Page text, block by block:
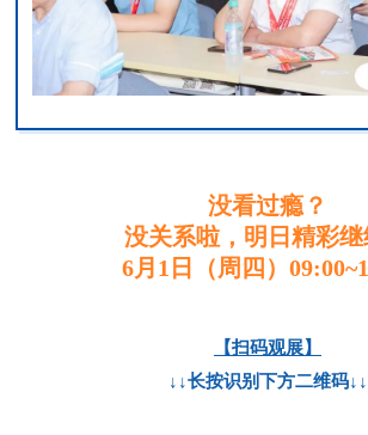
没看过瘾？
没关系啦，明日精彩继
6月1日（周四）
【扫码观展】
↓↓长按识别下方二维码↓↓